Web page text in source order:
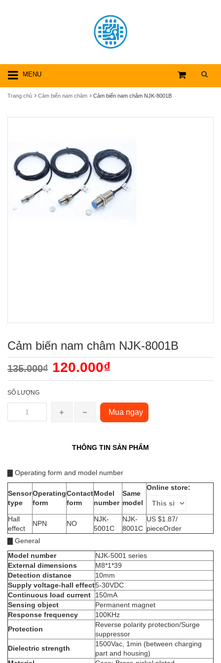
MENU
Trang chủ Cảm biến nam châm Cảm biến nam châm NJK-8001B
Cảm biến nam châm NJK-8001B
135.000₫ 120.000₫
SỐ LƯỢNG
Mua ngay
THÔNG TIN SẢN PHẨM
▇ Operating form and model number
Sensor
type
Operating
form
Contact
form
Model
number
Same
model
Online store:
Hall
effect
NPN NO
NJK-
5001C
NJK-
8001C
US $1.87/
pieceOrder
▇ General
Model number
NJK-5001 series
External dimensions
M8*1*39
Detection distance
10mm
Supply voltage-hall effect5-30VDC
Continuous load current
150mA
Sensing object
Permanent magnet
Response frequency
100KHz
Protection
Reverse polarity protection/Surge
suppressor
Dielectric strength
1500Vac, 1min (between charging
part and housing)